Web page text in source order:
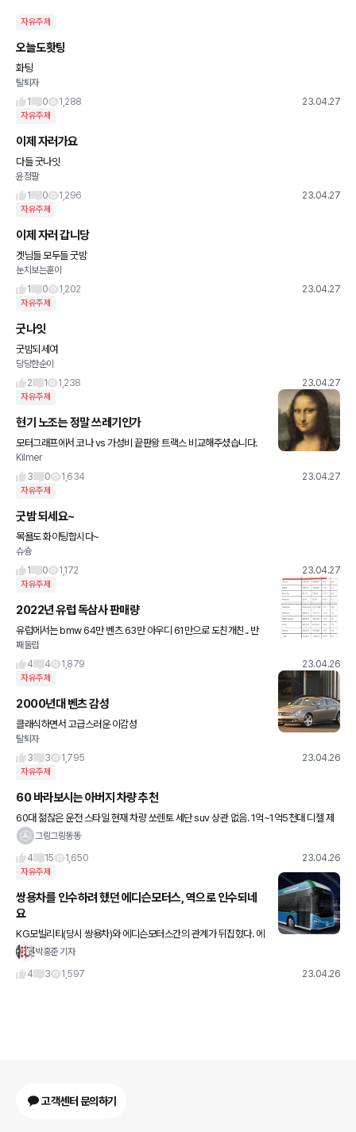
자유주제
오늘도홧팅
화팅
탈퇴자
1
0 1,288 23.04.27
자유주제
이제 자러가요
다들 굿나잇
윤정팔
1
0 1,296 23.04.27
자유주제
이제 자러 갑니당
겟님들 모두들 굿밤
눈치보는훈이
1
0 1,202 23.04.27
자유주제
굿나잇
굿밤되세여
당당한순이
2
1 1,238 23.04.27
자유주제
현기 노조는 정말 쓰레기인가
모터그래프에서 코나 vs 가성비 끝판왕 트랙스 비교해주셨습니다.
트랙스가 가성비 끝장나게 나왔기에 가볍게 승리할 것 같았으나 구성
Kilmer
3
0 1,634 23.04.27
자유주제
굿밤 되세요~
목욜도 화이팅합시다~
슈슝
1
0 1,172 23.04.27
자유주제
2022년 유럽 독삼사 판매량
유럽에서는 bmw 64만 벤츠 63만 아우디 61만으로 도친개친.. 반
째둘럽
4
4 1,879 23.04.26
자유주제
2000년대 벤츠 감성
클래식하면서 고급스러운 이감성
탈퇴자
3
3 1,795 23.04.26
자유주제
60 바라보시는 아버지 차량 추천
60대 젊잖은 운전 스타일 현재 차량 쏘렌토 세단 suv 상관 없음. 1억~1억5천대 디젤 제
그링그링동동
4
15 1,650 23.04.26
자유주제
쌍용차를 인수하려 했던 에디슨모터스, 역으로 인수되네
요
KG모빌리티(당시 쌍용차)와 에디슨모터스간의 관계가 뒤집혔다. 에
디슨모터스가 KG 품에 안길지 귀추가 주목되고 있다. 26일 창원지
을
박홍준 기자
4
3 1,597 23.04.26
고객센터 문의하기